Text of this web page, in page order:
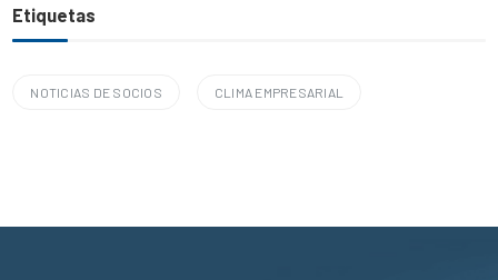
Etiquetas
NOTICIAS DE SOCIOS CLIMA EMPRESARIAL